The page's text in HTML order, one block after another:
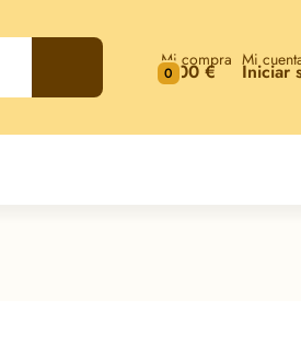
0
Mi compra
0,00 € Mi
Iniciar